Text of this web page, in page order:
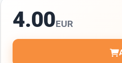
4.00EUR